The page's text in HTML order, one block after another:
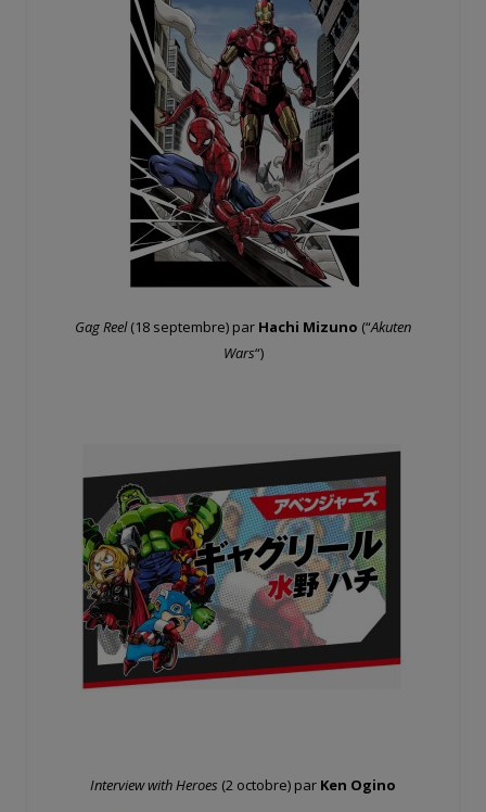
Gag Reel(18 septembre) par Hachi Mizuno (“Akuten
Wars“)
Interview with Heroes (2 octobre) par Ken Ogino